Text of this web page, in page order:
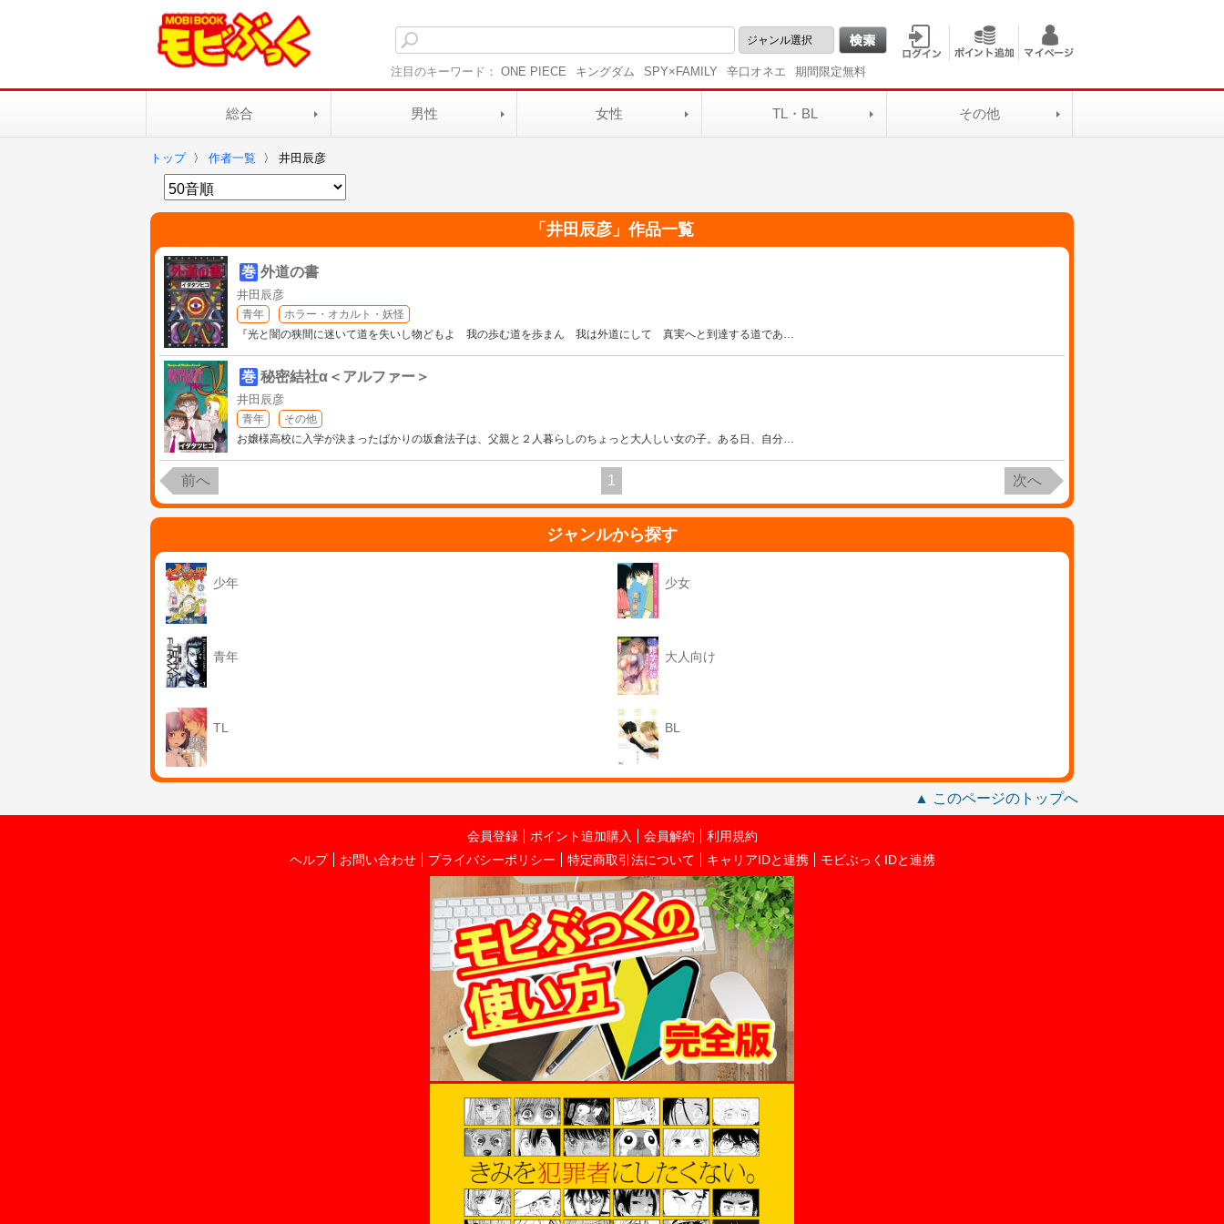
注目のキーワード： ONE PIECE キングダム SPY×FAMILY 辛口オネエ 期間限定無料
総合 男性 女性 TL・BL その他
トップ 〉 作者一覧 〉 井田辰彦
「 井田辰彦」作品一覧
巻 外道の書
井田辰彦
青年
ホラー・オカルト・妖怪
『光と闇の狭間に迷いて道を失いし物どもよ 我の歩む道を歩まん 我は外道にして 真実へと到達する道であ…
巻 秘密結社α＜アルファー＞
井田辰彦
青年
その他
お嬢様高校に入学が決まったばかりの坂倉法子は、父親と２人暮らしのちょっと大人しい女の子。ある日、自分…
前へ 1 次へ
ジャンルから探す
少年 少女
青年 大人向け
TL BL
▲ このページのトップへ
会員登録 ポイント追加購入 会員解約
利用規約
ヘルプ
お問い合わせ プライバシーポリシー 特定商取引法について キャリアIDと連携 モビぶっくIDと連携